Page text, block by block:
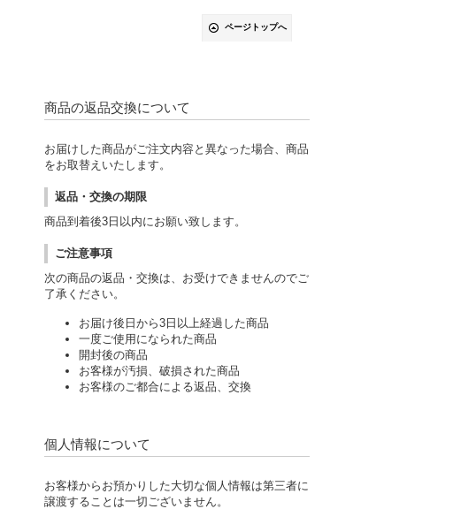
ページトップへ
商品の返品交換について
お届けした商品がご注文内容と異なった場合、商品
をお取替えいたします。
返品・交換の期限
商品到着後3日以内にお願い致します。
ご注意事項
次の商品の返品・交換は、お受けできませんのでご
了承ください。
お届け後日から3日以上経過した商品
一度ご使用になられた商品
開封後の商品
お客様が汚損、破損された商品
お客様のご都合による返品、交換
個人情報について
お客様からお預かりした大切な個人情報は第三者に
譲渡することは一切ございません。